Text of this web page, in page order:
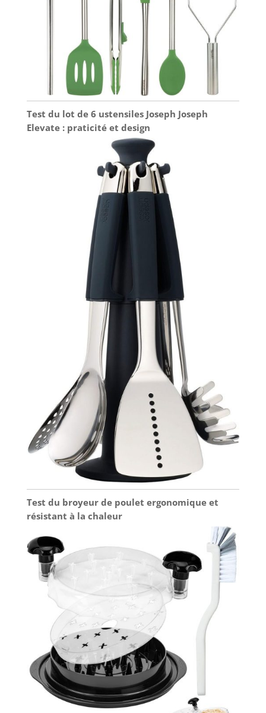
Test du lot de 6 ustensiles Joseph Joseph
Elevate : praticité et design
Test du broyeur de poulet ergonomique et
résistant à la chaleur